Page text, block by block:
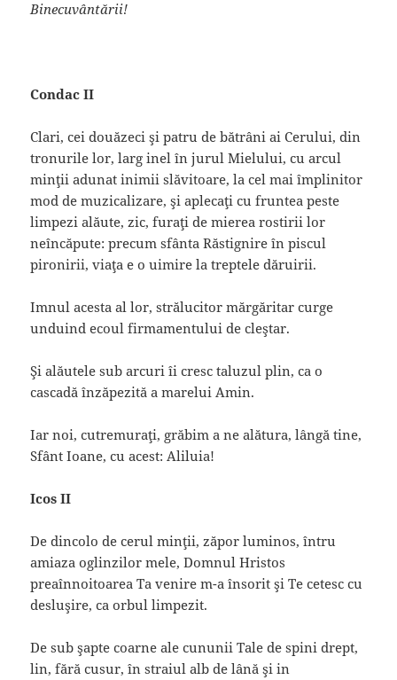
Binecuvântării!
Condac II
Clari, cei douăzeci şi patru de bătrâni ai Cerului, din
tronurile lor, larg inel în jurul Mielului, cu arcul
minţii adunat inimii slăvitoare, la cel mai împlinitor
mod de muzicalizare, şi aplecaţi cu fruntea peste
limpezi alăute, zic, furaţi de mierea rostirii lor
neîncăpute: precum sfânta Răstignire în piscul
pironirii, viaţa e o uimire la treptele dăruirii.
Imnul acesta al lor, strălucitor mărgăritar curge
unduind ecoul firmamentului de cleştar.
Şi alăutele sub arcuri îi cresc taluzul plin, ca o
cascadă înzăpezită a marelui Amin.
Iar noi, cutremuraţi, grăbim a ne alătura, lângă tine,
Sfânt Ioane, cu acest: Aliluia!
Icos II
De dincolo de cerul minţii, zăpor luminos, întru
amiaza oglinzilor mele, Domnul Hristos
preaînnoitoarea Ta venire m-a însorit şi Te cetesc cu
desluşire, ca orbul limpezit.
De sub şapte coarne ale cununii Tale de spini drept,
lin, fără cusur, în straiul alb de lână şi in